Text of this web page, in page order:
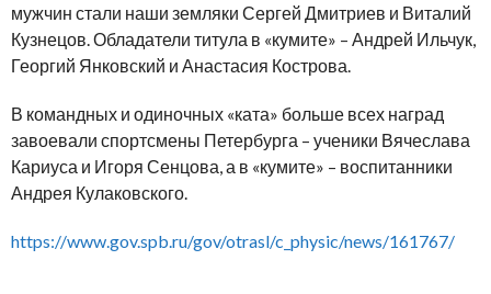
мужчин стали наши земляки Сергей Дмитриев и Виталий
Кузнецов. Обладатели титула в «кумите» – Андрей Ильчук,
Георгий Янковский и Анастасия Кострова.
В командных и одиночных «ката» больше всех наград
завоевали спортсмены Петербурга – ученики Вячеслава
Кариуса и Игоря Сенцова, а в «кумите» – воспитанники
Андрея Кулаковского.
https://www.gov.spb.ru/gov/otrasl/c_physic/news/161767/